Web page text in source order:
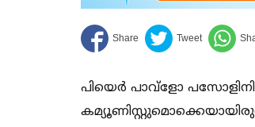
പിയെര്‍ പാവ്‌ളോ പസോളിനി